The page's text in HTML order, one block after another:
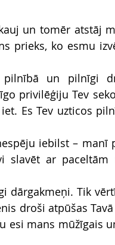
un tomēr atstāj
prieks, ko esmu
un pilnīgi
privilēģiju Tev
Es Tev uzticos
iebilst – manī
slavēt ar paceltām
dārgakmeņi. Tik
droši atpūšas
esi mans mūžīgais